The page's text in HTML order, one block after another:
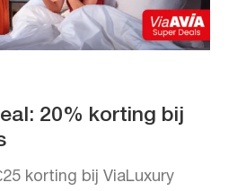
20% korting bij
korting bij ViaLuxury